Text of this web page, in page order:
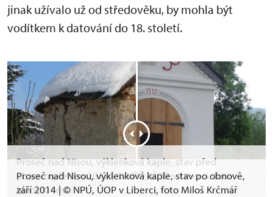
jinak užívalo už od středověku, by mohla být
vodítkem k datování do 18. století.
Proseč nad Nisou, výklenková kaple, stav před
obnovou, leden 2012 | © NPÚ, ÚOP v Liberci, foto
Miloš Krčmář
Proseč nad Nisou, výklenková kaple, stav po obnově,
září 2014 | © NPÚ, ÚOP v Liberci, foto Miloš Krčmář